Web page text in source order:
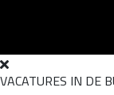
VACATURES IN DE